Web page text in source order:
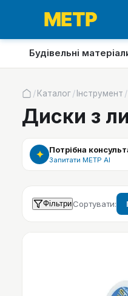
Будівельні
/Каталог/Інструмент /
Диски з
✦ Потрібна
Запитати МЕТР АІ
Фільтри Сортувати: